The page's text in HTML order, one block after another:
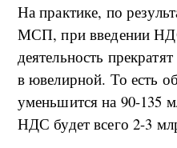
На практике, по
МСП, при введении
деятельность
в ювелирной. То есть
уменьшится на 90-135
НДС будет всего 2-3